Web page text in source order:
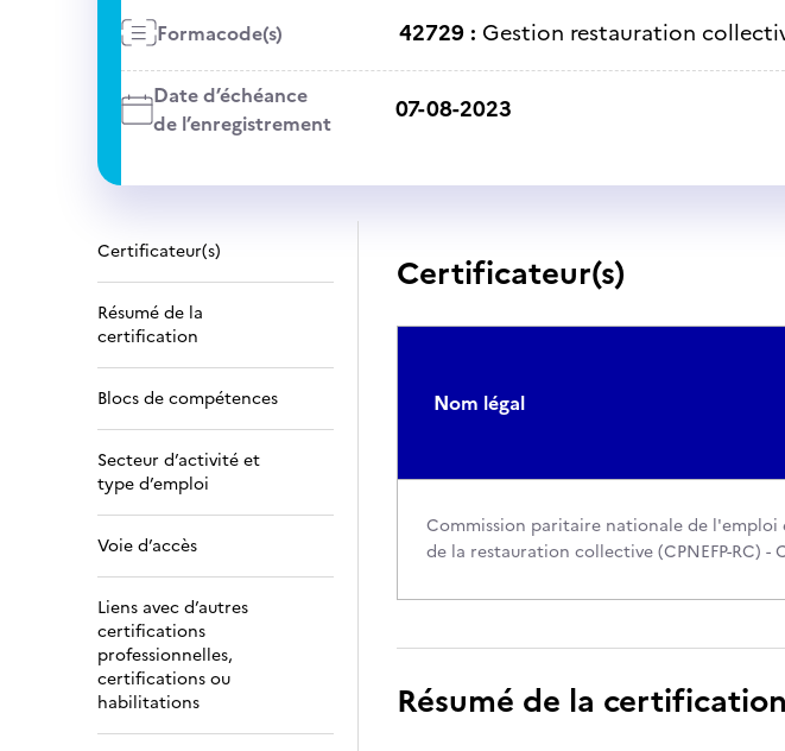
Formacode(s) 42729 : Gestion restauration
Date d’échéance
de l’enregistrement
07-08-2023
Certificateur(s)
Résumé de la
certification
Blocs de compétences
Secteur d’activité et
type d’emploi
Voie d’accès
Liens avec d’autres
certifications
professionnelles,
certifications ou
habilitations
Certificateur(s)
Nom légal
Commission paritaire nationale de
de la restauration collective (CPNEFP-RC) -
Résumé de la certification